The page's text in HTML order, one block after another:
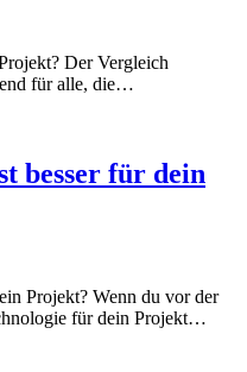
Der Vergleich
für alle, die…
besser für dein
Projekt? Wenn du vor der
für dein Projekt…